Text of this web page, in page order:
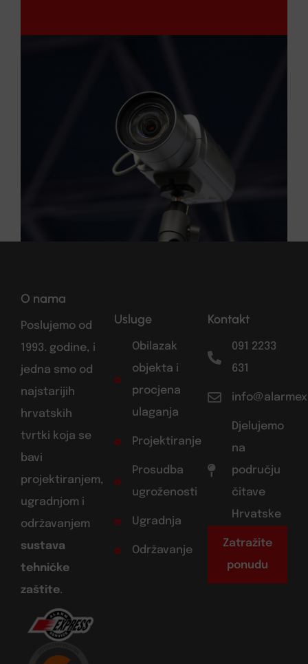
O nama
Poslujemo od
1993. godine, i
jedna smo od
najstarijih
hrvatskih
tvrtki koja se
bavi
projektiranjem,
ugradnjom i
održavanjem
sustava
tehničke
zaštite.
Usluge
Obilazak
objekta i
procjena
ulaganja
Projektiranje
Prosudba
ugroženosti
Ugradnja
Održavanje
Kontakt
091 2233
631
Djelujemo
na
području
čitave
Hrvatske
Zatražite
ponudu